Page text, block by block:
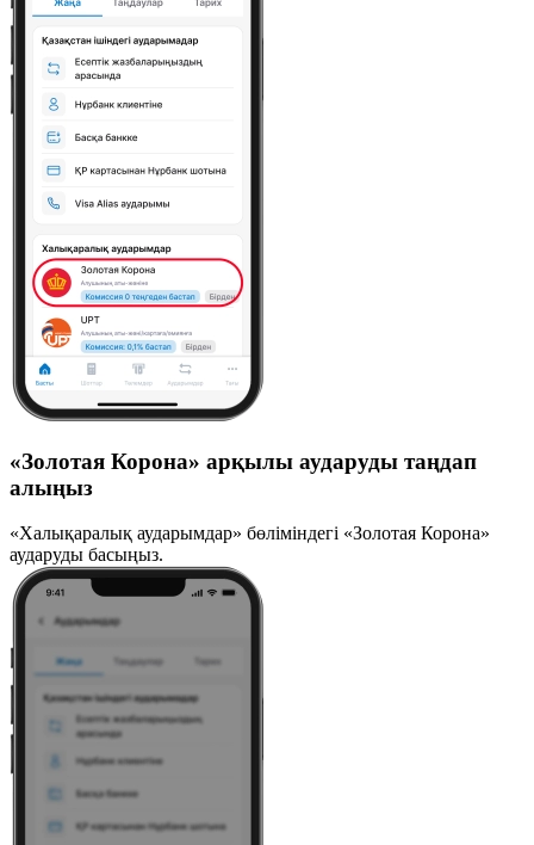
«Золотая Корона» арқылы аударуды таңдап
алыңыз
«Халықаралық аударымдар» бөліміндегі «Золотая Корона»
аударуды басыңыз.